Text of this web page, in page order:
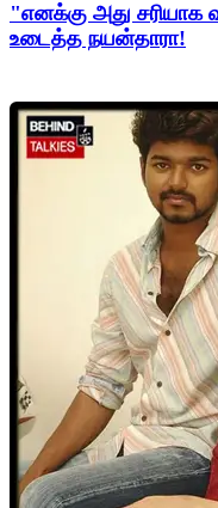
"எனக்கு அது சரியாக
உடைத்த நயன்தாரா!